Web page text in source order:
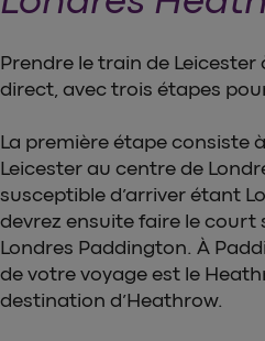
Prendre le train de
direct, avec trois étapes
La première étape consiste
Leicester au centre de
susceptible d’arriver étant
devrez ensuite faire le court
Londres Paddington. À
de votre voyage est le
destination d’Heathrow.